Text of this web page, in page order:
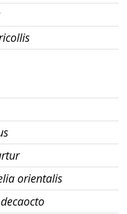
orientalis